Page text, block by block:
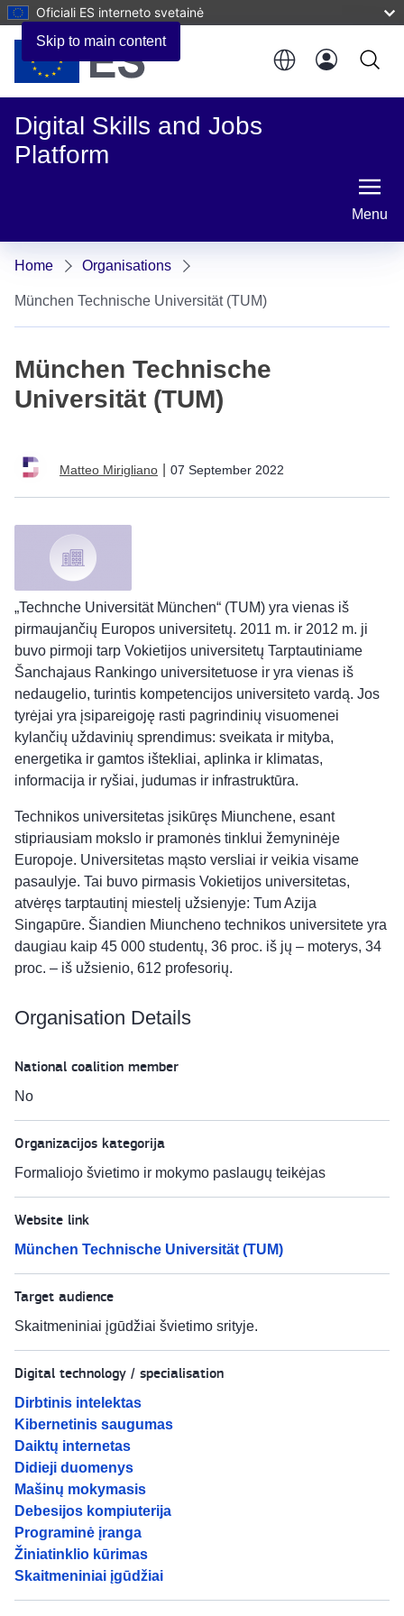
Skip to main content
Oficiali ES interneto svetainė
Digital Skills and Jobs
Platform
Menu
Home Organisations
München Technische Universität (TUM)
München Technische
Universität (TUM)
Matteo Mirigliano 07 September 2022
„Technche Universität München“ (TUM) yra vienas iš
pirmaujančių Europos universitetų. 2011 m. ir 2012 m. ji
buvo pirmoji tarp Vokietijos universitetų Tarptautiniame
Šanchajaus Rankingo universitetuose ir yra vienas iš
nedaugelio, turintis kompetencijos universiteto vardą. Jos
tyrėjai yra įsipareigoję rasti pagrindinių visuomenei
kylančių uždavinių sprendimus: sveikata ir mityba,
energetika ir gamtos ištekliai, aplinka ir klimatas,
informacija ir ryšiai, judumas ir infrastruktūra.
Technikos universitetas įsikūręs Miunchene, esant
stipriausiam mokslo ir pramonės tinklui žemyninėje
Europoje. Universitetas mąsto versliai ir veikia visame
pasaulyje. Tai buvo pirmasis Vokietijos universitetas,
atvėręs tarptautinį miestelį užsienyje: Tum Azija
Singapūre. Šiandien Miuncheno technikos universitete yra
daugiau kaip 45 000 studentų, 36 proc. iš jų – moterys, 34
proc. – iš užsienio, 612 profesorių.
Organisation Details
National coalition member
No
Organizacijos kategorija
Formaliojo švietimo ir mokymo paslaugų teikėjas
Website link
München Technische Universität (TUM)
Target audience
Skaitmeniniai įgūdžiai švietimo srityje.
Digital technology / specialisation
Dirbtinis intelektas
Kibernetinis saugumas
Daiktų internetas
Didieji duomenys
Mašinų mokymasis
Debesijos kompiuterija
Programinė įranga
Žiniatinklio kūrimas
Skaitmeniniai įgūdžiai